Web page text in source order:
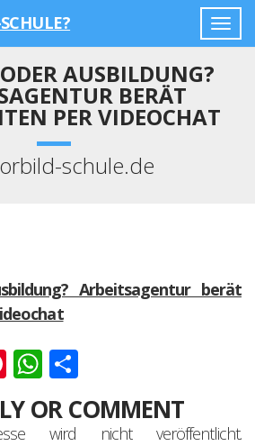
AUSBILDUNG?
BERÄT
PER VIDEOCHAT
schule.de
Arbeitsagentur berät
Pinterest
WhatsApp
OR COMMENT
wird nicht veröffentlicht.